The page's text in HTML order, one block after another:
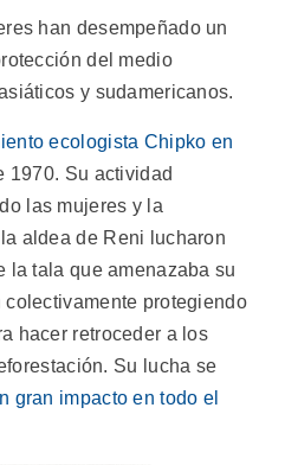
han desempeñado un
del medio
y sudamericanos.
ecologista Chipko en
1970. Su actividad
las mujeres y la
aldea de Reni lucharon
la tala que amenazaba su
protegiendo
hacer retroceder a los
Su lucha se
gran impacto en todo el